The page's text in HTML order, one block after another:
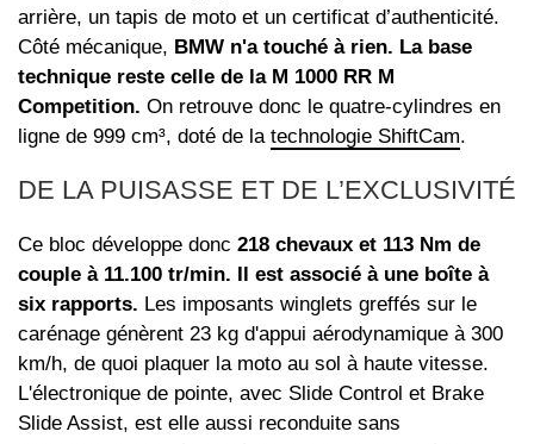
arrière, un tapis de moto et un certificat d’authenticité.
Côté mécanique, BMW n'a touché à rien. La base
technique reste celle de la M 1000 RR M
Competition. On retrouve donc le quatre-cylindres en
ligne de 999 cm³, doté de la technologie ShiftCam.
DE LA PUISASSE ET DE L’EXCLUSIVITÉ
Ce bloc développe donc 218 chevaux et 113 Nm de
couple à 11.100 tr/min. Il est associé à une boîte à
six rapports. Les imposants winglets greffés sur le
carénage génèrent 23 kg d'appui aérodynamique à 300
km/h, de quoi plaquer la moto au sol à haute vitesse.
L'électronique de pointe, avec Slide Control et Brake
Slide Assist, est elle aussi reconduite sans